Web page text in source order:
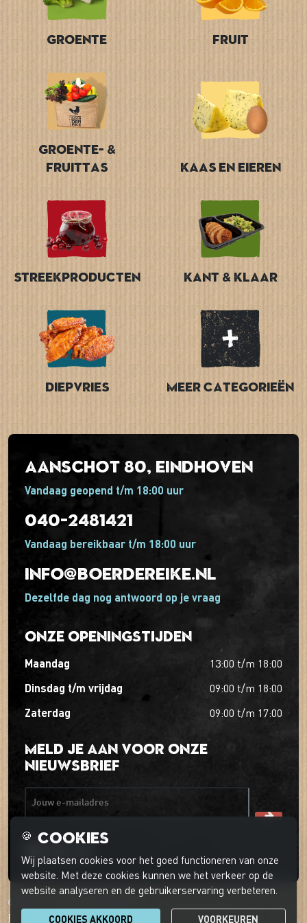
Groente Fruit
Groente- &
Fruittas
Kaas en Eieren
Streekproducten Kant & Klaar
Diepvries Meer categorieën
Aanschot 80, Eindhoven
Vandaag geopend t/m 18:00 uur
040-2481421
Vandaag bereikbaar t/m 18:00 uur
info@boerdereike.nl
Dezelfde dag nog antwoord op je vraag
Onze openingstijden
maandag 13:00 t/m 18:00
dinsdag t/m vrijdag 09:00 t/m 18:00
zaterdag 09:00 t/m 17:00
Meld je aan voor onze
nieuwsbrief
© 2026 't Boerder-ei-ke
Privacyverklaring Cookievoorkeuren Klantenservice
🍪 Cookies
Wij plaatsen cookies voor het goed functioneren van onze
website. Met deze cookies kunnen we het verkeer op de
website analyseren en de gebruikerservaring verbeteren.
COOKIES AKKOORD VOORKEUREN